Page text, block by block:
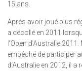
15 ans.
Après avoir joué plus
a décollé en 2011
l’Open d’Australie
empêché de participer
d’Australie en 2012, il